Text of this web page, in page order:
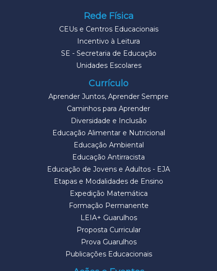
Rede Física
CEUs e Centros Educacionais
Incentivo à Leitura
SE - Secretaria de Educação
Unidades Escolares
Currículo
Aprender Juntos, Aprender Sempre
Caminhos para Aprender
Diversidade e Inclusão
Educação Alimentar e Nutricional
Educação Ambiental
Educação Antirracista
Educação de Jovens e Adultos - EJA
Etapas e Modalidades de Ensino
Expedição Matemática
Formação Permanente
LEIA+ Guarulhos
Proposta Curricular
Prova Guarulhos
Publicações Educacionais